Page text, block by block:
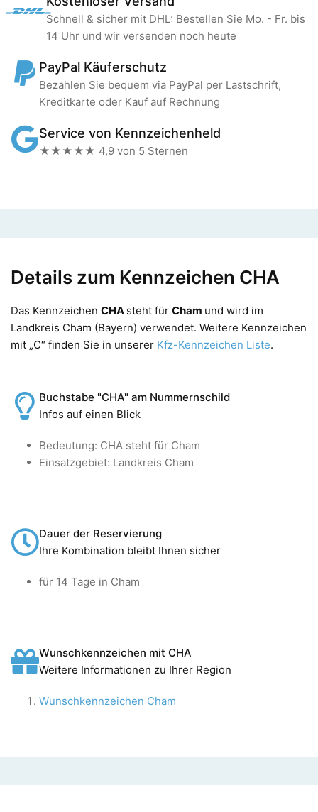
Schnell & sicher mit DHL: Bestellen Sie Mo. - Fr. bis
14 Uhr und wir versenden noch heute
PayPal Käuferschutz
Bezahlen Sie bequem via PayPal per Lastschrift,
Kreditkarte oder Kauf auf Rechnung
Service von Kennzeichenheld
★★★★★ 4,9 von 5 Sternen
Details zum Kennzeichen CHA
Das Kennzeichen CHA steht für Cham und wird im
Landkreis Cham (Bayern) verwendet. Weitere Kennzeichen
mit „C“ finden Sie in unserer Kfz-Kennzeichen Liste.
Buchstabe "CHA" am Nummernschild
Infos auf einen Blick
Bedeutung: CHA steht für Cham
Einsatzgebiet: Landkreis Cham
Dauer der Reservierung
Ihre Kombination bleibt Ihnen sicher
für 14 Tage in Cham
Wunschkennzeichen mit CHA
Weitere Informationen zu Ihrer Region
Wunschkennzeichen Cham